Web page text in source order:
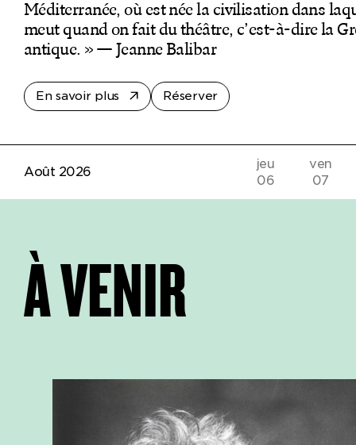
Méditerranée, où est née la civilisation dans
meut quand on fait du théâtre, c’est-à-dire la
antique. » — Jeanne Balibar
En savoir plus Réserver
Août 2026
jeu
06
ven
07
À VENIR